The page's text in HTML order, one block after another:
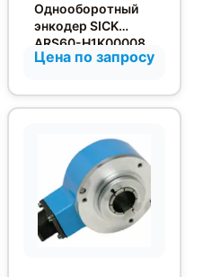
Однооборотный
энкодер SICK
ARS60-H1K00008
Цена по запросу